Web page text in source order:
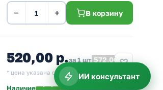
− + В корзину
520,00 р.за 1 шт 572,00
* цена указана с учетом НДС.
Наличие
ИИ консультант